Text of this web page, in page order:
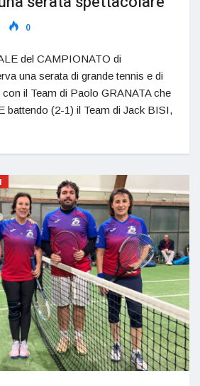
0
del CAMPIONATO di
una serata di grande tennis e di
il Team di Paolo GRANATA che
battendo (2-1) il Team di Jack BISI,